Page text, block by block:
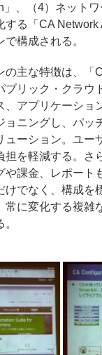
」、（4）ネット
する「CA
構成される。
主な特徴は、「
ブリック・クラウ
、アプリケーショ
ョニングし、パッ
ューション。ユー
担を軽減する。さ
や課金、レポート
けでなく、構成を
常に変化する複雑